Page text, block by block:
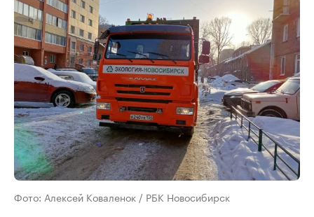
Фото: Алексей Коваленок / РБК Новосибирск